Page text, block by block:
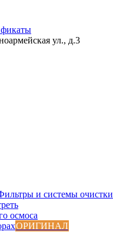
ул., д.3
и системы очистки
осмоса
ОРИГИНАЛ